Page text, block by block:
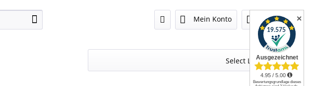
Mein Konto 0,00 €
Select Language▼
✕